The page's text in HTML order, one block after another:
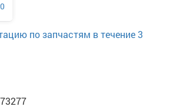
по запчастям в течение 3